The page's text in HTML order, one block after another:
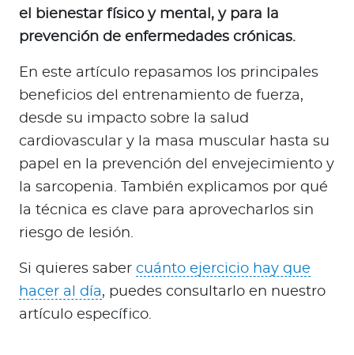
Ingresar a Mi Bupa
Para Clientes
Para Agentes
el bienestar físico y mental, y para la
prevención de enfermedades crónicas.
En este artículo repasamos los principales
beneficios del entrenamiento de fuerza,
desde su impacto sobre la salud
cardiovascular y la masa muscular hasta su
papel en la prevención del envejecimiento y
la sarcopenia. También explicamos por qué
la técnica es clave para aprovecharlos sin
riesgo de lesión.
Si quieres saber cuánto ejercicio hay que
hacer al día, puedes consultarlo en nuestro
artículo específico.